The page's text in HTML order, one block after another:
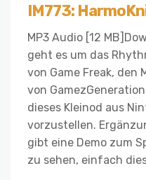
IM773:
MP3 Audio [12
geht es um das
von Game Freak, den
von
dieses Kleinod aus
vorzustellen.
gibt eine Demo zum
zu sehen, einfach